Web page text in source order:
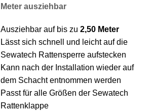
Meter ausziehbar
Ausziehbar auf bis zu 2,50 Meter
Lässt sich schnell und leicht auf die
Sewatech Rattensperre aufstecken
Kann nach der Installation wieder auf
dem Schacht entnommen werden
Passt für alle Größen der Sewatech
Rattenklappe